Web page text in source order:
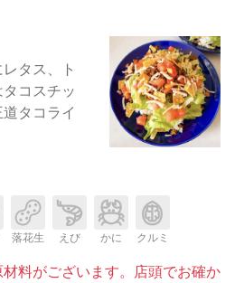
タス、ト
コスチッ
タコライ
落花生 えび かに クルミ
料がございます。店頭でお確か